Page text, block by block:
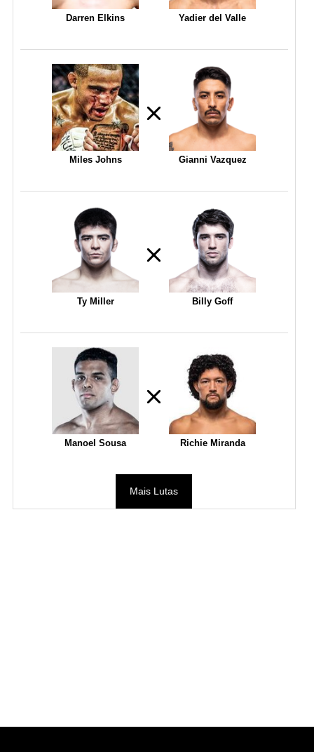
Darren Elkins Yadier del Valle
Miles Johns Gianni Vazquez
Ty Miller Billy Goff
Manoel Sousa Richie Miranda
Mais Lutas